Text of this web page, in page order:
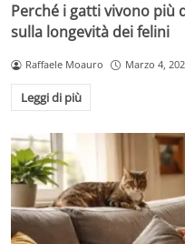
Perché i gatti vivono più
sulla longevità dei felini
Raffaele Moauro Marzo 4,
Leggi di più